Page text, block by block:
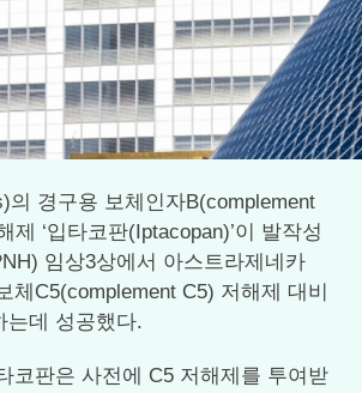
의 경구용 보체인자B(complement
제 ‘입타코판(Iptacopan)’이 발작성
임상3상에서 아스트라제네카
체C5(complement C5) 저해제 대비
는데 성공했다.
코판은 사전에 C5 저해제를 투여받